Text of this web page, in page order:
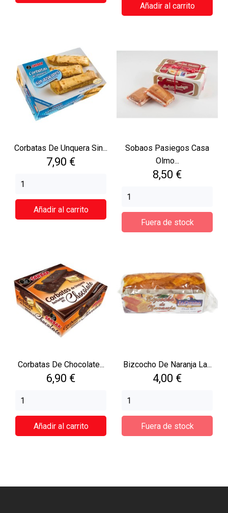
Añadir al carrito
Corbatas De Unquera Sin...
Precio
7,90 €
Añadir al carrito
Sobaos Pasiegos Casa
Olmo...
Precio
8,50 €
Fuera de stock
Corbatas De Chocolate...
Precio
6,90 €
Añadir al carrito
Bizcocho De Naranja La...
Precio
4,00 €
Fuera de stock